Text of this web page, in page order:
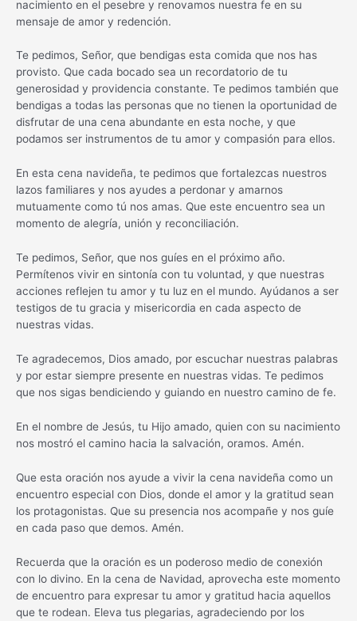
nacimiento en el pesebre y renovamos nuestra fe en su
mensaje de amor y redención.
Te pedimos, Señor, que bendigas esta comida que nos has
provisto. Que cada bocado sea un recordatorio de tu
generosidad y providencia constante. Te pedimos también que
bendigas a todas las personas que no tienen la oportunidad de
disfrutar de una cena abundante en esta noche, y que
podamos ser instrumentos de tu amor y compasión para ellos.
En esta cena navideña, te pedimos que fortalezcas nuestros
lazos familiares y nos ayudes a perdonar y amarnos
mutuamente como tú nos amas. Que este encuentro sea un
momento de alegría, unión y reconciliación.
Te pedimos, Señor, que nos guíes en el próximo año.
Permítenos vivir en sintonía con tu voluntad, y que nuestras
acciones reflejen tu amor y tu luz en el mundo. Ayúdanos a ser
testigos de tu gracia y misericordia en cada aspecto de
nuestras vidas.
Te agradecemos, Dios amado, por escuchar nuestras palabras
y por estar siempre presente en nuestras vidas. Te pedimos
que nos sigas bendiciendo y guiando en nuestro camino de fe.
En el nombre de Jesús, tu Hijo amado, quien con su nacimiento
nos mostró el camino hacia la salvación, oramos. Amén.
Que esta oración nos ayude a vivir la cena navideña como un
encuentro especial con Dios, donde el amor y la gratitud sean
los protagonistas. Que su presencia nos acompañe y nos guíe
en cada paso que demos. Amén.
Recuerda que la oración es un poderoso medio de conexión
con lo divino. En la cena de Navidad, aprovecha este momento
de encuentro para expresar tu amor y gratitud hacia aquellos
que te rodean. Eleva tus plegarias, agradeciendo por los